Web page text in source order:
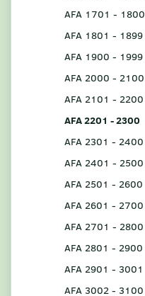
AFA 1701 - 1800
AFA 1801 - 1899
AFA 1900 - 1999
AFA 2000 - 2100
AFA 2101 - 2200
AFA 2201 - 2300
AFA 2301 - 2400
AFA 2401 - 2500
AFA 2501 - 2600
AFA 2601 - 2700
AFA 2701 - 2800
AFA 2801 - 2900
AFA 2901 - 3001
AFA 3002 - 3100